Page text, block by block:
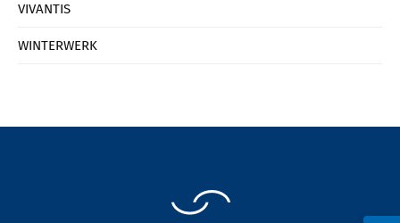
VIVANTIS
WINTERWERK